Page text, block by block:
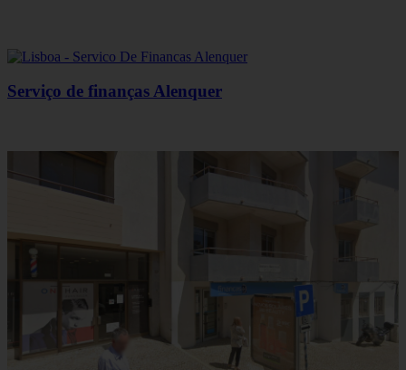
Serviço de finanças Alenquer